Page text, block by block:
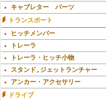
キャブレター パーツ
トランスポート
ヒッチメンバー
トレーラ
トレーラ・ヒッチ小物
スタンド,ジェットランチャー
アンカー・アクセサリー
ドライブ